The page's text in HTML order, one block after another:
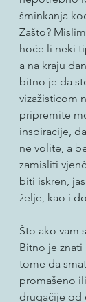
šminkanja
Zašto?
hoće li neki
a na kraju
bitno je da
vizažisticom
pripremite
inspiracije,
ne volite, a
zamisliti
biti iskren,
želje, kao i
Što ako vam
Bitno je znati
tome da
promašeno
drugačije od